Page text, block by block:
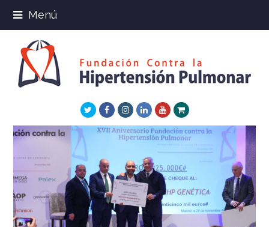
Menú
TwitterFacebookInstagram
LinkedInYoutube
Xing